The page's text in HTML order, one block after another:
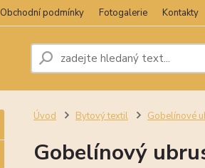
Obchodní podmínky Fotogalerie Kontakty
Úvod Bytový textil Gobelínové
Gobelínový